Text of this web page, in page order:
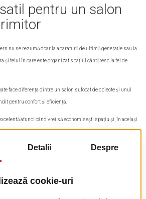
pentru un salon
nu se rezumă doar la aparatură de ultimă generație sau la
și felul în care este organizat spațiul cântăresc la fel de
face diferența dintre un salon sufocat de obiecte și unul
pentru confort și eficiență.
atunci când vrei să economisești spațiu și, în același
exemplu este taburetul cub, disponibil în oferta Trend
pentru clienți, ca suport atunci când ai nevoie de un mic
piesă indispensabilă într-un salon unde flexibilitatea